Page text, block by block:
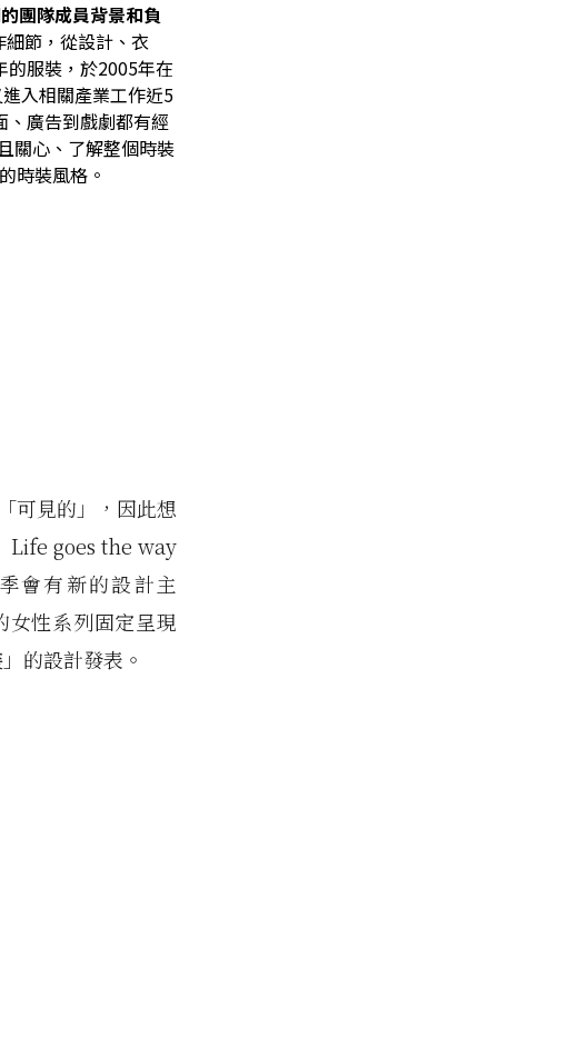
團隊成員背景和負
節，從設計、衣
的服裝，於2005年在
入相關產業工作近5
、廣告到戲劇都有經
關心、了解整個時裝
時裝風格。
可見的」，因此想
Life goes the way
會有新的設計主
女性系列固定呈現
的設計發表。